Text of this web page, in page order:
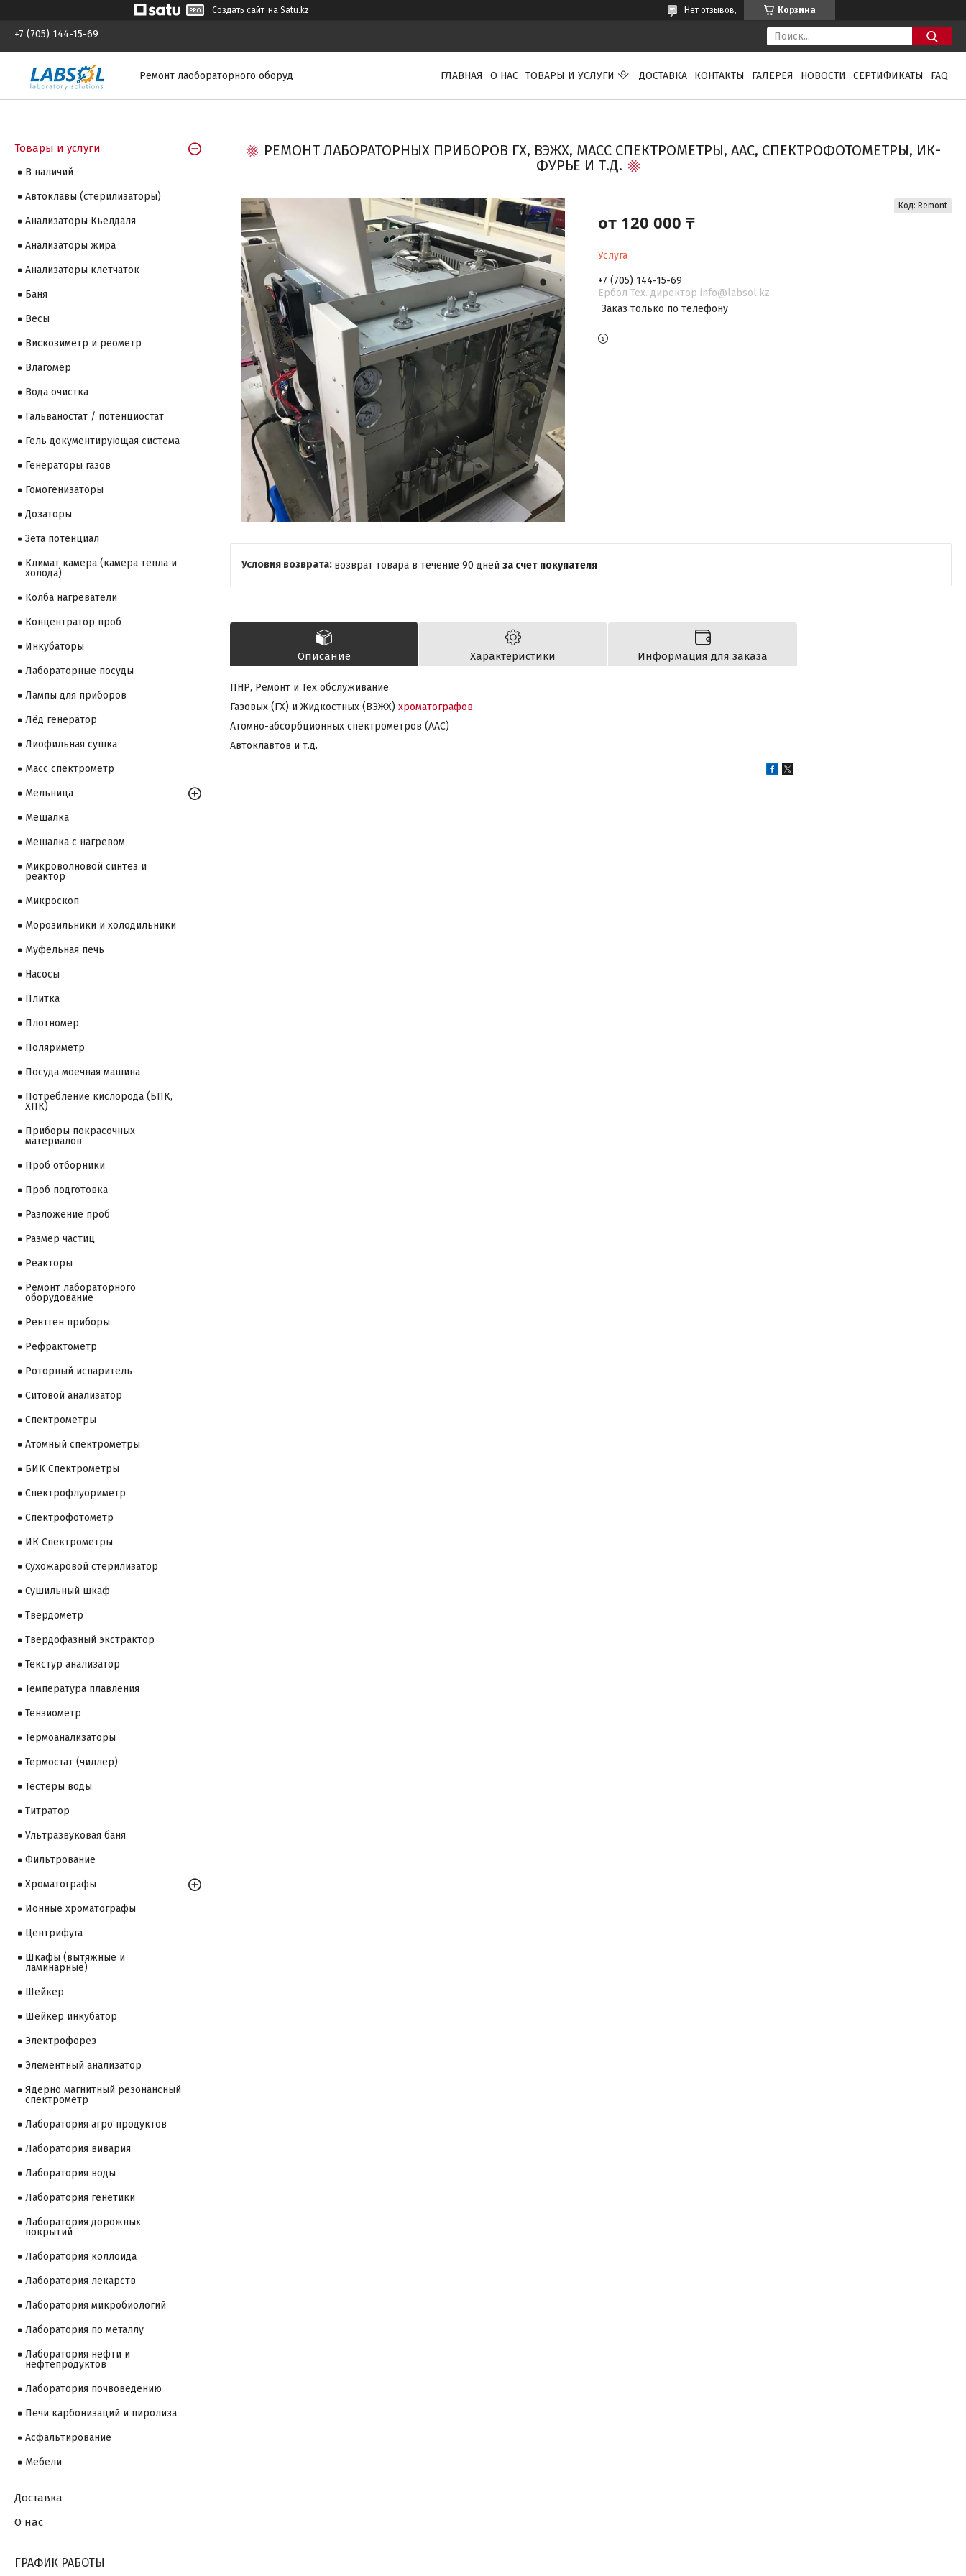
Создать сайт на Satu.kz Корзина
Нет отзывов,
+7 (705) 144-15-69
Ремонт лаобораторного оборуд ГЛАВНАЯ О НАС ТОВАРЫ И УСЛУГИ ДОСТАВКА КОНТАКТЫ ГАЛЕРЕЯ НОВОСТИ СЕРТИФИКАТЫ FAQ
РЕМОНТ ЛАБОРАТОРНЫХ ПРИБОРОВ ГХ, ВЭЖХ, МАСС СПЕКТРОМЕТРЫ, ААС, СПЕКТРОФОТОМЕТРЫ, ИК-
ФУРЬЕ И Т.Д.
от 120 000 ₸
Услуга
Код: Remont
+7 (705) 144-15-69
Ербол Тех. директор info@labsol.kz
Заказ только по телефону
возврат товара в течение 90 дней за счет покупателя
Описание Характеристики Информация для заказа
ПНР, Ремонт и Тех обслуживание
Газовых (ГХ) и Жидкостных (ВЭЖХ) хроматографов.
Атомно-абсорбционных спектрометров (ААС)
Автоклавтов и т.д.
Товары и услуги
В наличий
Автоклавы (стерилизаторы)
Анализаторы Кьелдаля
Анализаторы жира
Анализаторы клетчаток
Баня
Весы
Вискозиметр и реометр
Влагомер
Вода очистка
Гальваностат / потенциостат
Гель документирующая система
Генераторы газов
Гомогенизаторы
Дозаторы
Зета потенциал
Климат камера (камера тепла и
холода)
Колба нагреватели
Концентратор проб
Инкубаторы
Лабораторные посуды
Лампы для приборов
Лёд генератор
Лиофильная сушка
Масс спектрометр
Мельница
Мешалка
Мешалка с нагревом
Микроволновой синтез и
реактор
Микроскоп
Морозильники и холодильники
Муфельная печь
Насосы
Плитка
Плотномер
Поляриметр
Посуда моечная машина
Потребление кислорода (БПК,
ХПК)
Приборы покрасочных
материалов
Проб отборники
Проб подготовка
Разложение проб
Размер частиц
Реакторы
Ремонт лабораторного
оборудование
Рентген приборы
Рефрактометр
Роторный испаритель
Ситовой анализатор
Cпектрометры
Атомный спектрометры
БИК Спектрометры
Спектрофлуориметр
Спектрофотометр
ИК Спектрометры
Сухожаровой стерилизатор
Сушильный шкаф
Твердометр
Твердофазный экстрактор
Текстур анализатор
Температура плавления
Тензиометр
Термоанализаторы
Термостат (чиллер)
Тестеры воды
Титратор
Ультразвуковая баня
Фильтрование
Хроматографы
Ионные хроматографы
Центрифуга
Шкафы (вытяжные и
ламинарные)
Шейкер
Шейкер инкубатор
Электрофорез
Элементный анализатор
Ядерно магнитный резонансный
спектрометр
Лаборатория агро продуктов
Лаборатория вивария
Лаборатория воды
Лаборатория генетики
Лаборатория дорожных
покрытий
Лаборатория коллоида
Лаборатория лекарств
Лаборатория микробиологий
Лаборатория по металлу
Лаборатория нефти и
нефтепродуктов
Лаборатория почвоведению
Печи карбонизаций и пиролиза
Асфальтирование
Мебели
Доставка
О нас
ГРАФИК РАБОТЫ